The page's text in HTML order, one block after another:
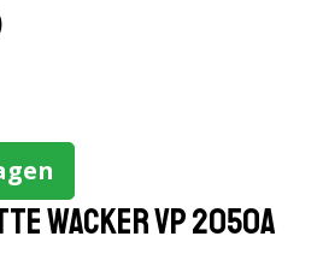
Wacker VP 2050A